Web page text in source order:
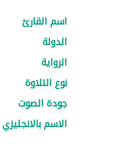
اسم القارئ
الدولة
الرواية
نوع التلاوة
جودة الصوت
الاسم بالانجليزي